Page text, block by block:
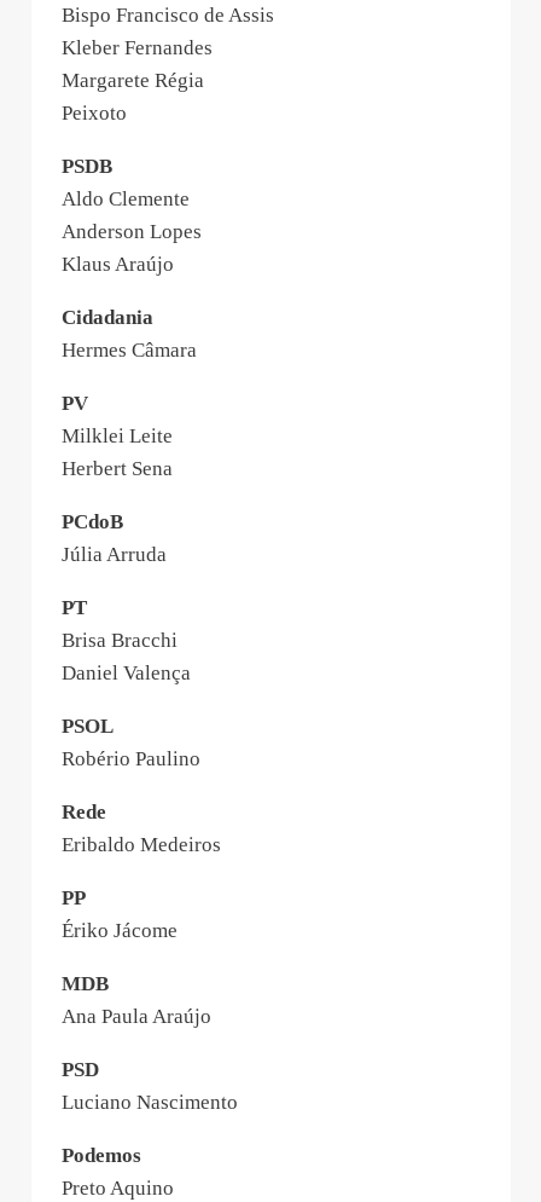
Bispo Francisco de Assis
Kleber Fernandes
Margarete Régia
Peixoto
PSDB
Aldo Clemente
Anderson Lopes
Klaus Araújo
Cidadania
Hermes Câmara
PV
Milklei Leite
Herbert Sena
PCdoB
Júlia Arruda
PT
Brisa Bracchi
Daniel Valença
PSOL
Robério Paulino
Rede
Eribaldo Medeiros
PP
Ériko Jácome
MDB
Ana Paula Araújo
PSD
Luciano Nascimento
Podemos
Preto Aquino